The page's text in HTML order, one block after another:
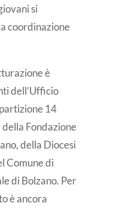
si
coordinazione
è
dell’Ufficio
14
Fondazione
della Diocesi
Comune di
di Bolzano. Per
è ancora